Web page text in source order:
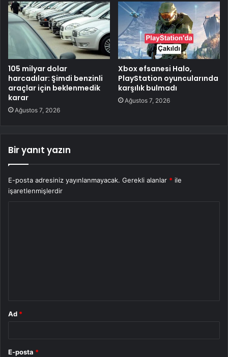
105 milyar dolar
harcadılar: Şimdi benzinli
araçlar için beklenmedik
karar
Ağustos 7, 2026
Xbox efsanesi Halo,
PlayStation oyuncularında
karşılık bulmadı
Ağustos 7, 2026
Bir yanıt yazın
E-posta adresiniz yayınlanmayacak. Gerekli alanlar * ile
işaretlenmişlerdir
Ad *
E-posta *